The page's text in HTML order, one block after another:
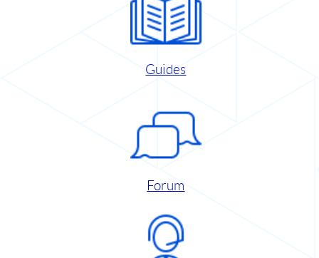
Guides
Forum